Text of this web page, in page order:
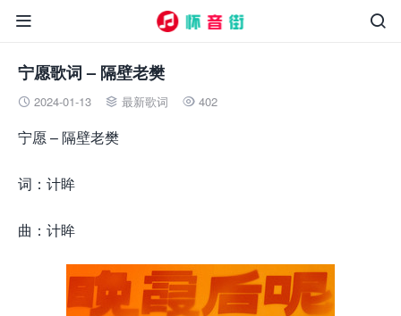


宁愿歌词 – 隔壁老樊
 2024-01-13  最新歌词  402
宁愿 – 隔壁老樊
词：计眸
曲：计眸